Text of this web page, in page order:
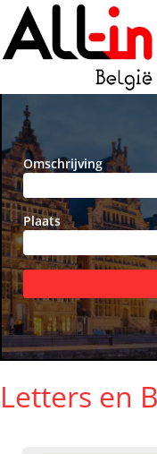
Omschrijving
Plaats
Letters en